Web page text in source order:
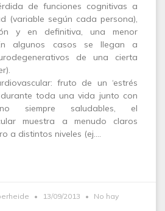
de funciones cognitivas a
(variable según cada persona),
y en definitiva, una menor
algunos casos se llegan a
de una cierta
fruto de un ‘estrés
durante toda una vida junto con
siempre saludables, el
muestra a menudo claros
a distintos niveles (ej.…
13/09/2013
No hay